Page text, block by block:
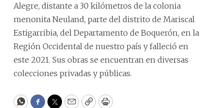
Alegre, distante a 30 kilómetros de la colonia
menonita Neuland, parte del distrito de Mariscal
Estigarribia, del Departamento de Boquerón, en la
Región Occidental de nuestro país y falleció en
este 2021. Sus obras se encuentran en diversas
colecciones privadas y públicas.